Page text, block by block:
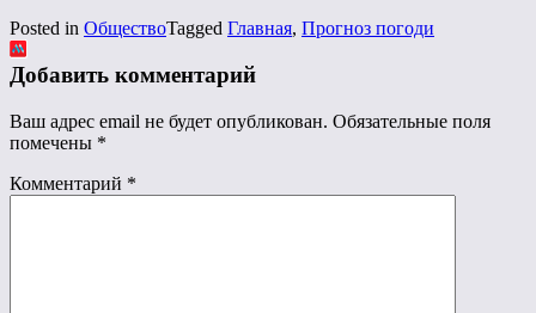
Posted in ОбществоTagged Главная, Прогноз погоди
Добавить комментарий
Ваш адрес email не будет опубликован. Обязательные поля
помечены *
Комментарий *